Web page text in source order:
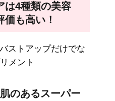
は4種類の美容
も高い！
のあるスーパー